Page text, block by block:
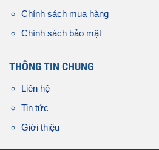
Chính sách mua hàng
Chính sách bảo mật
THÔNG TIN CHUNG
Liên hệ
Tin tức
Giới thiệu